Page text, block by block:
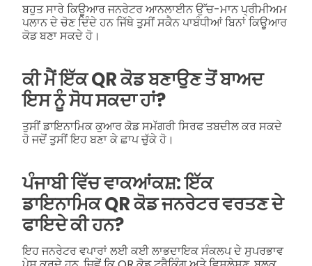
ਬਹੁਤ ਸਾਰੇ ਕਿਊਆਰ ਜਨਰੇਟਰ ਆਨਲਾਈਨ ਉੱਚ-ਮਾਨ ਪ੍ਰੀਮੀਅਮ
ਪਲਾਨ ਦੇ ਚੋਣ ਦਿੰਦੇ ਹਨ ਜਿੱਥੇ ਤੁਸੀਂ ਸਕੈਨ ਪਾਬੰਧੀਆਂ ਬਿਨਾਂ ਕਿਊਆਰ
ਕੋਡ ਬਣਾ ਸਕਦੇ ਹੋ।
ਕੀ ਮੈਂ ਇੱਕ QR ਕੋਡ ਬਣਾਉਣ ਤੋਂ ਬਾਅਦ
ਇਸ ਨੂੰ ਸੋਧ ਸਕਦਾ ਹਾਂ?
ਤੁਸੀਂ ਡਾਇਨਾਮਿਕ ਕੁਆਰ ਕੋਡ ਸਮੱਗਰੀ ਸਿਰਫ ਤਬਦੀਲ ਕਰ ਸਕਦੇ
ਹੋ ਜਦੋਂ ਤੁਸੀਂ ਇਹ ਬਣਾ ਕੇ ਛਾਪ ਚੁੱਕੇ ਹੋ।
ਪੰਜਾਬੀ ਵਿੱਚ ਵਾਕਆਂਕਸ਼: ਇੱਕ
ਡਾਇਨਾਮਿਕ QR ਕੋਡ ਜਨਰੇਟਰ ਵਰਤਣ ਦੇ
ਫਾਇਦੇ ਕੀ ਹਨ?
ਇਹ ਜਨਰੇਟਰ ਵਪਾਰਾਂ ਲਈ ਕਈ ਲਾਭਦਾਇਕ ਸੰਕਲਪ ਦੇ ਸੁਪਰਭਾਵ